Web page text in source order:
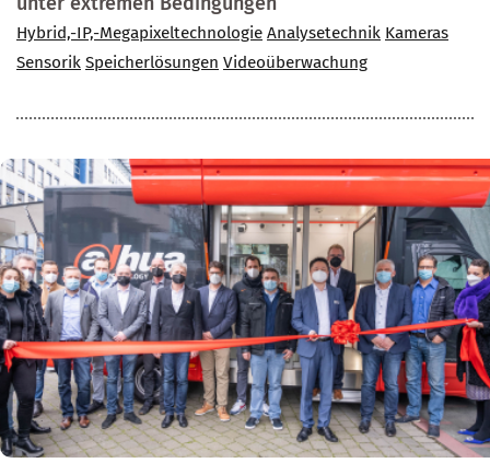
Hybrid,-IP,-Megapixeltechnologie Analysetechnik Kameras
Sensorik Speicherlösungen Videoüberwachung